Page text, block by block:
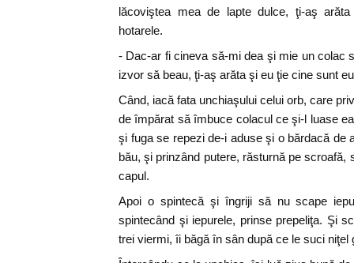
lăcoviştea mea de lapte dulce, ţi-aş
hotarele.
- Dac-ar fi cineva să-mi dea şi mie un colac
izvor să beau, ţi-aş arăta şi eu ţie cine sunt
Când, iacă fata unchiaşului celui orb, care
de împărat să îmbuce colacul ce şi-l luase
şi fuga se repezi de-i aduse şi o bărdacă de
bău, şi prinzând putere, răsturnă pe scroafă,
capul.
Apoi o spintecă şi îngriji să nu scape
spintecând şi iepurele, prinse prepeliţa. Şi
trei viermi, îi băgă în sân după ce le suci niţel